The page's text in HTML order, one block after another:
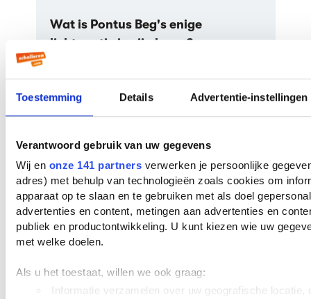
Toestemming Details Advertentie-instellingen
Verantwoord gebruik van uw gegevens
Wij en onze 141 partners verwerken je persoonlijke
adres) met behulp van technologieën zoals cookies om
apparaat op te slaan en te gebruiken met als doel
advertenties en content, metingen aan advertenties en
publiek en productontwikkeling. U kunt kiezen wie uw
met welke doelen.
Als u het toestaat, willen we ook graag:
Informatie verzamelen over uw geografische locatie,
Wat is Pontus Beg's enige
lichtpuntje in zijn leven?
huishoudster
Zijn werk
Zijn maandelijkse schildercursus
Aan welke lichamelijke problemen
lijdt Pontus Beg?
Doorbloedingproblemen in zijn
benen
Hij is doof
Hij heeft een hernia